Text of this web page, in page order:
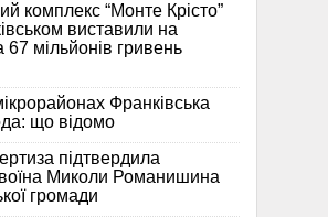
комплекс “Монте Крісто”
виставили на
67 мільйонів гривень
Франківська
що відомо
підтвердила
Миколи Романишина
громади